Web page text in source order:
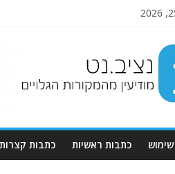
כתבות ראשיות כתבות קצרות